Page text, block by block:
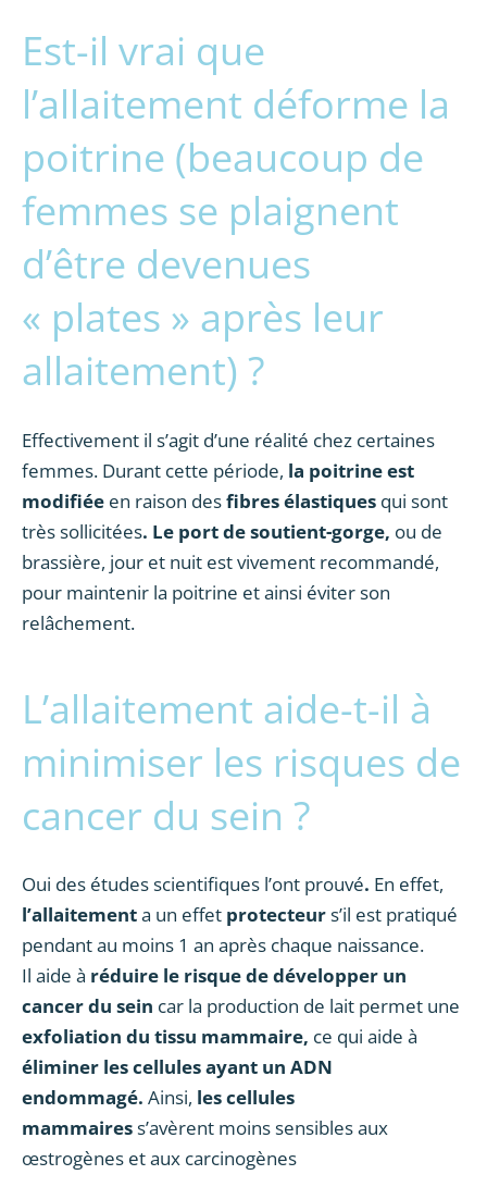
Est-il vrai que
l’allaitement déforme la
poitrine (beaucoup de
femmes se plaignent
d’être devenues
« plates » après leur
allaitement) ?
Effectivement il s’agit d’une réalité chez certaines
femmes. Durant cette période, la poitrine est
modifiée en raison desfibres élastiques qui sont
très sollicitées. Le port de soutient-gorge, ou de
brassière, jour et nuit est vivement recommandé,
pour maintenir la poitrine et ainsi éviter son
relâchement.
L’allaitement aide-t-il à
minimiser les risques de
cancer du sein ?
Oui des études scientifiques l’ont prouvé. En effet,
l’allaitementa un effet protecteurs’il est pratiqué
pendant au moins 1 an après chaque naissance.
Il aide à réduire le risque de développer un
cancer du sein car la production de lait permet une
exfoliation du tissu mammaire, ce qui aide à
éliminer les cellules ayant un ADN
endommagé. Ainsi, les cellules
mammairess’avèrent moins sensibles aux
œstrogènes et aux carcinogènes